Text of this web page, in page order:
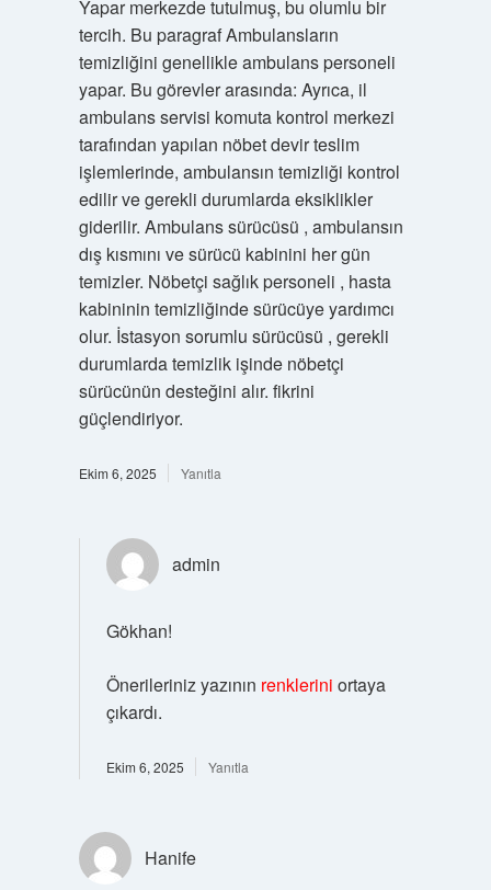
Yapar merkezde tutulmuş, bu olumlu bir
tercih. Bu paragraf Ambulansların
temizliğini genellikle ambulans personeli
yapar. Bu görevler arasında: Ayrıca, il
ambulans servisi komuta kontrol merkezi
tarafından yapılan nöbet devir teslim
işlemlerinde, ambulansın temizliği kontrol
edilir ve gerekli durumlarda eksiklikler
giderilir. Ambulans sürücüsü , ambulansın
dış kısmını ve sürücü kabinini her gün
temizler. Nöbetçi sağlık personeli , hasta
kabininin temizliğinde sürücüye yardımcı
olur. İstasyon sorumlu sürücüsü , gerekli
durumlarda temizlik işinde nöbetçi
sürücünün desteğini alır. fikrini
güçlendiriyor.
Ekim 6, 2025 Yanıtla
admin
Gökhan!
Önerileriniz yazının renklerini ortaya
çıkardı.
Ekim 6, 2025 Yanıtla
Hanife